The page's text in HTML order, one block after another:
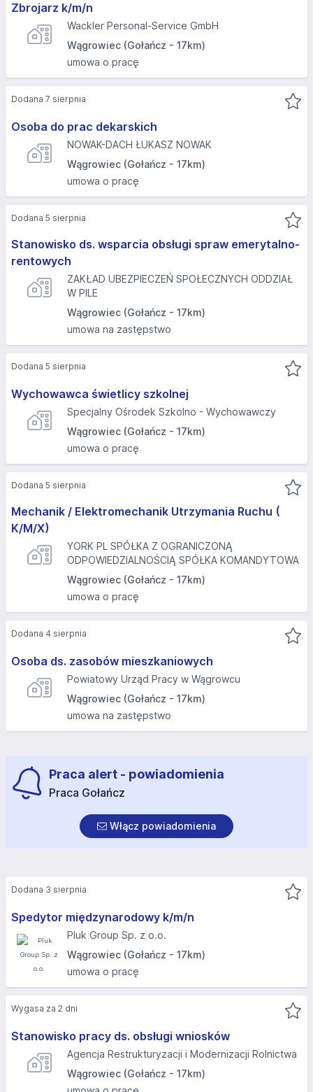
Zbrojarz k/m/n
Wackler Personal-Service GmbH
Wągrowiec (Gołańcz - 17km)
umowa o pracę
Osoba do prac dekarskich
NOWAK-DACH ŁUKASZ NOWAK
Wągrowiec (Gołańcz - 17km)
umowa o pracę
Dodana 7 sierpnia
Stanowisko ds. wsparcia obsługi spraw emerytalno-
rentowych
ZAKŁAD UBEZPIECZEŃ SPOŁECZNYCH ODDZIAŁ
W PILE
Wągrowiec (Gołańcz - 17km)
umowa na zastępstwo
Dodana 5 sierpnia
Wychowawca świetlicy szkolnej
Specjalny Ośrodek Szkolno - Wychowawczy
Wągrowiec (Gołańcz - 17km)
umowa o pracę
Dodana 5 sierpnia
Mechanik / Elektromechanik Utrzymania Ruchu (
K/M/X)
YORK PL SPÓŁKA Z OGRANICZONĄ
ODPOWIEDZIALNOŚCIĄ SPÓŁKA KOMANDYTOWA
Wągrowiec (Gołańcz - 17km)
umowa o pracę
Dodana 5 sierpnia
Osoba ds. zasobów mieszkaniowych
Powiatowy Urząd Pracy w Wągrowcu
Wągrowiec (Gołańcz - 17km)
umowa na zastępstwo
Dodana 4 sierpnia
Praca alert - powiadomienia
Praca Gołańcz
Włącz powiadomienia
Spedytor międzynarodowy k/m/n
Pluk Group Sp. z o.o.
Wągrowiec (Gołańcz - 17km)
umowa o pracę
Dodana 3 sierpnia
Stanowisko pracy ds. obsługi wniosków
Agencja Restrukturyzacji i Modernizacji Rolnictwa
Wągrowiec (Gołańcz - 17km)
Wygasa za 2 dni